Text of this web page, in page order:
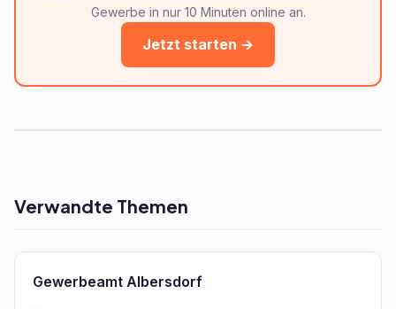
Gewerbe in nur 10 Minuten online an.
Jetzt starten →
Verwandte Themen
Gewerbeamt Albersdorf